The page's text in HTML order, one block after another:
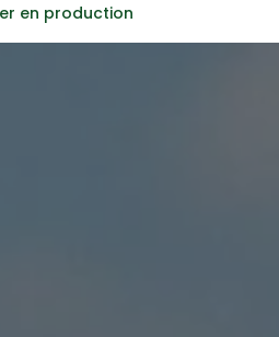
en production